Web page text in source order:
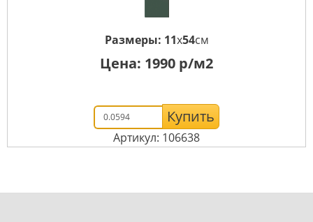
Размеры: 11x54см
Цена: 1990 р/м2
Купить
Артикул: 106638